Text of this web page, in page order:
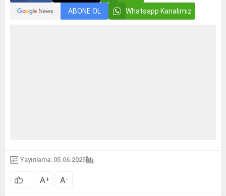
ABONE OL Whatsapp Kanalımız
Yayınlama: 05.06.2025
A+ A-